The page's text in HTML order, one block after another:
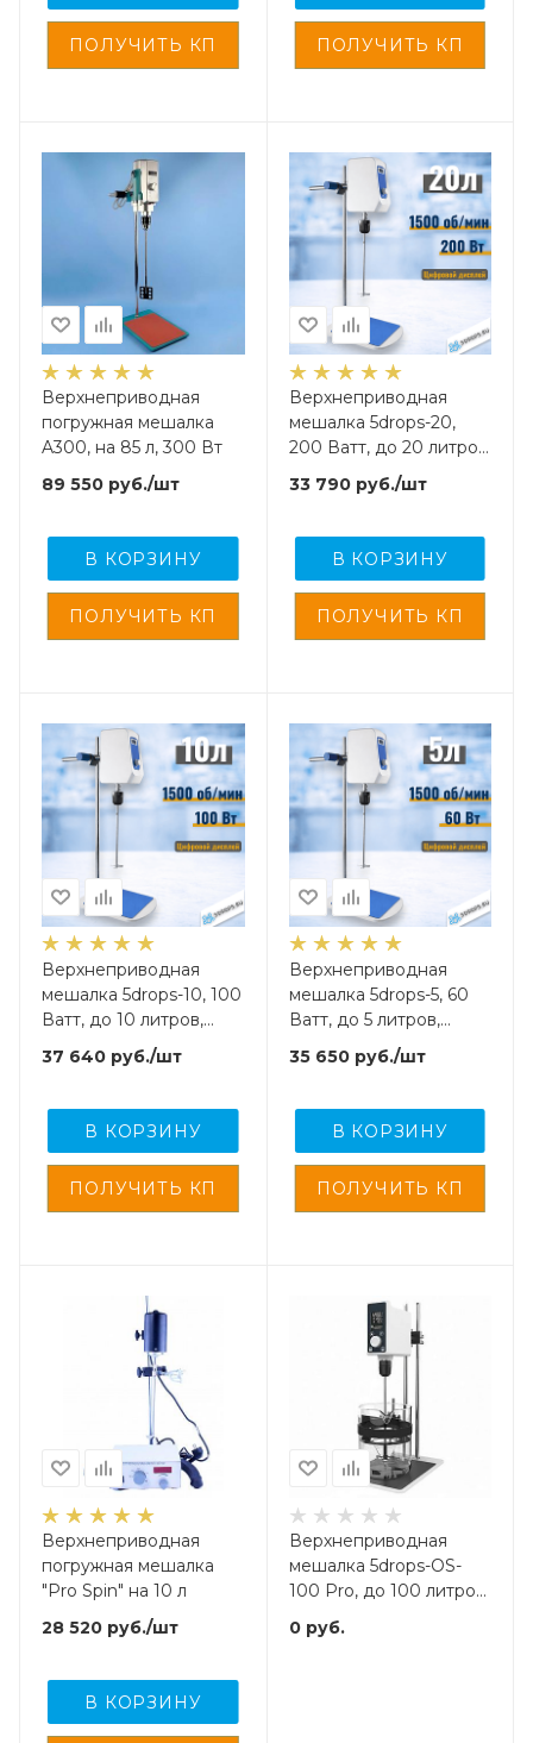
Верхнеприводная
погружная мешалка
A300, на 85 л, 300 Вт
89 550 руб./шт
В КОРЗИНУ
Верхнеприводная
мешалка 5drops-20,
200 Ватт, до 20 литров,
цифровой дисплей
33 790руб./шт
В КОРЗИНУ
Верхнеприводная
мешалка 5drops-10, 100
Ватт, до 10 литров,
цифровой дисплей
37 640 руб./шт
В КОРЗИНУ
Верхнеприводная
мешалка 5drops-5, 60
Ватт, до 5 литров,
цифровой дисплей
35 650руб./шт
В КОРЗИНУ
Верхнеприводная
погружная мешалка
"Pro Spin" на 10 л
28 520 руб./шт
В КОРЗИНУ
Верхнеприводная
мешалка 5drops-OS-
100 Pro, до 100 литров,
с фиксатором посуды,
максимальная вязкость
0руб.